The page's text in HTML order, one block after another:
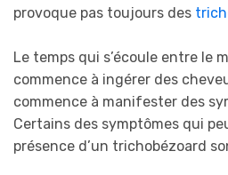
provoque pas toujours des
Le temps qui s’écoule entre le
commence à ingérer des
commence à manifester des
Certains des symptômes qui
présence d’un trichobézoard